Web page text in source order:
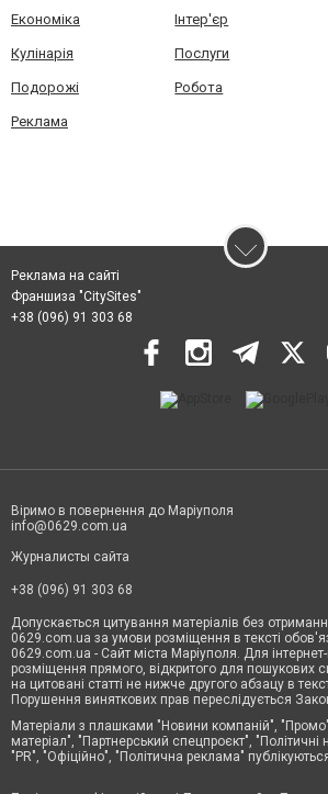
Економіка Інтер'єр
Кулінарія Послуги
Подорожі Робота
Реклама
Реклама на сайті
Франшиза "CitySites"
+38 (096) 91 303 68
Віримо в повернення до Маріуполя
info@0629.com.ua
Журналисты сайта
+38 (096) 91 303 68
Допускається цитування матеріалів без
0629.com.ua за умови розміщення в тексті
0629.com.ua - Сайт міста Маріуполя. Для
розміщення прямого, відкритого для пошукових
на цитовані статті не нижче другого абзацу в
Порушення виняткових прав переслідується
Матеріали з плашками "Новини компаній",
матеріал", "Партнерський спецпроєкт", "Політичні
"PR", "Офіційно", "Політична реклама"